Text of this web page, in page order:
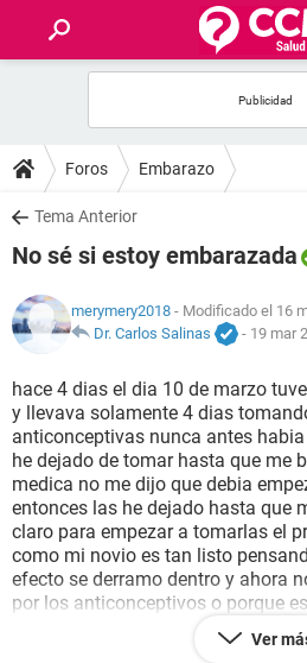
FOROS
SALUD
NUTRICIÓN
BIENESTAR
SEXUALIDAD
GLOSARIO
Foros Embarazo
Tema Anterior
No sé si estoy embarazada
merymery2018 - Modificado el 16
Dr. Carlos Salinas
- 19 mar
hace 4 dias el dia 10 de marzo
y llevava solamente 4 dias
anticonceptivas nunca antes
he dejado de tomar hasta que me
medica no me dijo que debia
entonces las he dejado hasta que
claro para empezar a tomarlas el
como mi novio es tan listo
efecto se derramo dentro y ahora
por los anticonceptivos o porque
pecho muy hinchado antes de
de que me iba a venir la regla y
Ver